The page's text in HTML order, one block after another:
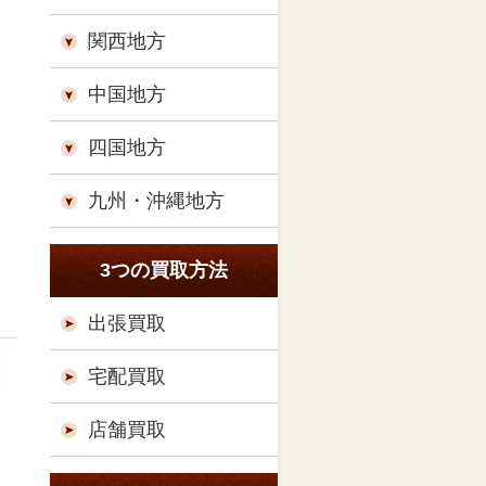
関西地方
中国地方
四国地方
九州・沖縄地方
3つの買取方法
出張買取
宅配買取
店舗買取